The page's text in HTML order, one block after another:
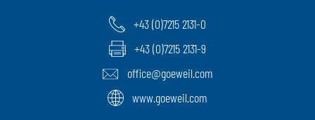
+43 (0)7215 2131-0
+43 (0)7215 2131-9
office@goeweil.com
www.goeweil.com